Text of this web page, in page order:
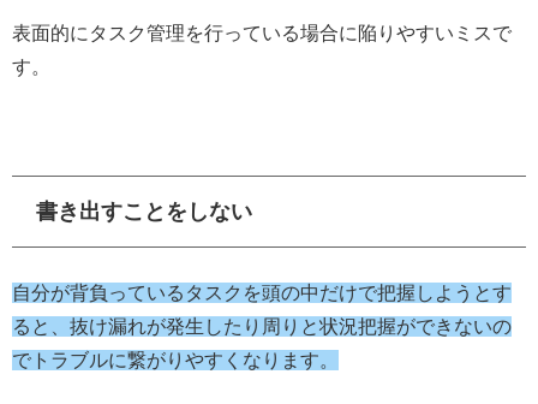
表面的にタスク管理を行っている場合に陥りやすいミスで
す。
書き出すことをしない
自分が背負っているタスクを頭の中だけで把握しようとす
ると、抜け漏れが発生したり周りと状況把握ができないの
でトラブルに繋がりやすくなります。